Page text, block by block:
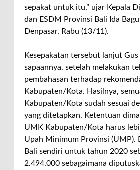
sepakat untuk itu,” ujar Kepala
dan ESDM Provinsi Bali Ida
Denpasar, Rabu (13/11).
Kesepakatan tersebut lanjut Gus
sapaannya, setelah melakukan
pembahasan terhadap
Kabupaten/Kota. Hasilnya,
Kabupaten/Kota sudah sesuai
yang ditetapkan. Ketentuan
UMK Kabupaten/Kota harus
Upah Minimum Provinsi (UMP).
Bali sendiri untuk tahun 2020
2.494.000 sebagaimana